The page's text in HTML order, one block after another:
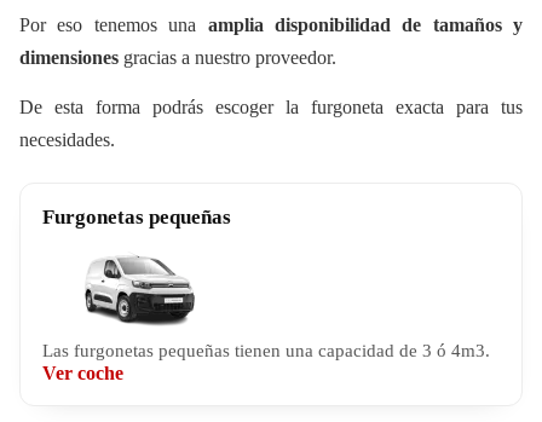
Por eso tenemos una amplia disponibilidad de tamaños y
dimensiones gracias a nuestro proveedor.
De esta forma podrás escoger la furgoneta exacta para tus
necesidades.
Furgonetas pequeñas
Las furgonetas pequeñas tienen una capacidad de 3 ó 4m3.
Ver coche